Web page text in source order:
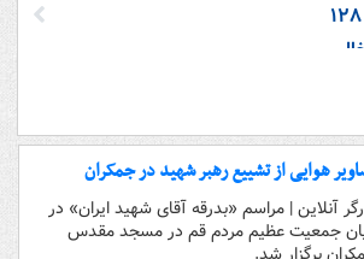
کارگران با تورم ۱۲۸
هوایی از تشییع رهبر شهید در جمکران
آنلاین | مراسم «بدرقه آقای شهید ایران» در
جمعیت عظیم مردم قم در مسجد مقدس